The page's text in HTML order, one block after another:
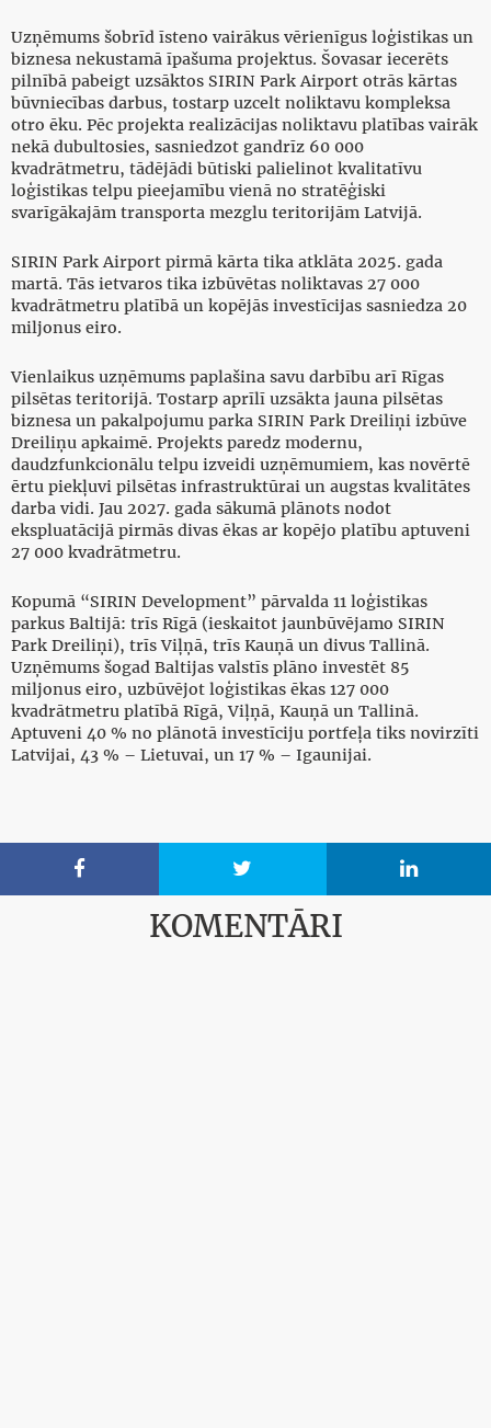
Uzņēmums šobrīd īsteno vairākus vērienīgus loģistikas un
biznesa nekustamā īpašuma projektus. Šovasar iecerēts
pilnībā pabeigt uzsāktos SIRIN Park Airport otrās kārtas
būvniecības darbus, tostarp uzcelt noliktavu kompleksa
otro ēku. Pēc projekta realizācijas noliktavu platības vairāk
nekā dubultosies, sasniedzot gandrīz 60 000
kvadrātmetru, tādējādi būtiski palielinot kvalitatīvu
loģistikas telpu pieejamību vienā no stratēģiski
svarīgākajām transporta mezglu teritorijām Latvijā.
SIRIN Park Airport pirmā kārta tika atklāta 2025. gada
martā. Tās ietvaros tika izbūvētas noliktavas 27 000
kvadrātmetru platībā un kopējās investīcijas sasniedza 20
miljonus eiro.
Vienlaikus uzņēmums paplašina savu darbību arī Rīgas
pilsētas teritorijā. Tostarp aprīlī uzsākta jauna pilsētas
biznesa un pakalpojumu parka SIRIN Park Dreiliņi izbūve
Dreiliņu apkaimē. Projekts paredz modernu,
daudzfunkcionālu telpu izveidi uzņēmumiem, kas novērtē
ērtu piekļuvi pilsētas infrastruktūrai un augstas kvalitātes
darba vidi. Jau 2027. gada sākumā plānots nodot
ekspluatācijā pirmās divas ēkas ar kopējo platību aptuveni
27 000 kvadrātmetru.
Kopumā “SIRIN Development” pārvalda 11 loģistikas
parkus Baltijā: trīs Rīgā (ieskaitot jaunbūvējamo SIRIN
Park Dreiliņi), trīs Viļņā, trīs Kauņā un divus Tallinā.
Uzņēmums šogad Baltijas valstīs plāno investēt 85
miljonus eiro, uzbūvējot loģistikas ēkas 127 000
kvadrātmetru platībā Rīgā, Viļņā, Kauņā un Tallinā.
Aptuveni 40 % no plānotā investīciju portfeļa tiks novirzīti
Latvijai, 43 % – Lietuvai, un 17 % – Igaunijai.
  
KOMENTĀRI